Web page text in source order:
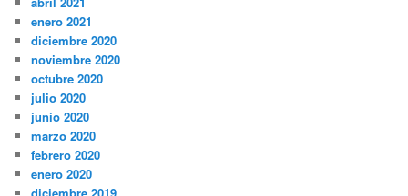
enero 2021
diciembre 2020
noviembre 2020
octubre 2020
julio 2020
junio 2020
marzo 2020
febrero 2020
enero 2020